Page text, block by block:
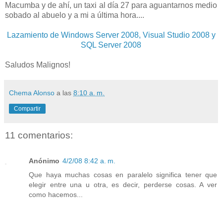
Macumba y de ahí, un taxi al día 27 para aguantarnos medio
sobado al abuelo y a mi a última hora....
Lazamiento de Windows Server 2008, Visual Studio 2008 y
SQL Server 2008
Saludos Malignos!
Chema Alonso a las 8:10 a. m.
Compartir
11 comentarios:
Anónimo 4/2/08 8:42 a. m.
Que haya muchas cosas en paralelo significa tener que
elegir entre una u otra, es decir, perderse cosas. A ver
como hacemos...